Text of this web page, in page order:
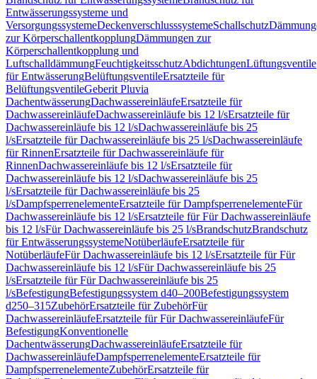
Entwässerungssysteme und
VersorgungssystemeDeckenverschlusssystemeSchallschutz
zur KörperschallentkopplungDämmungen zur
Körperschallentkopplung und
LuftschalldämmungFeuchtigkeitsschutzAbdichtungenLüftungsventile
für EntwässerungBelüftungsventileErsatzteile für
BelüftungsventileGeberit Pluvia
DachentwässerungDachwassereinläufeErsatzteile für
DachwassereinläufeDachwassereinläufe bis 12 l/sErsatzteile für
Dachwassereinläufe bis 12 l/sDachwassereinläufe bis 25
l/sErsatzteile für Dachwassereinläufe bis 25 l/sDachwassereinläufe
für RinnenErsatzteile für Dachwassereinläufe für
RinnenDachwassereinläufe bis 12 l/sErsatzteile für
Dachwassereinläufe bis 12 l/sDachwassereinläufe bis 25
l/sErsatzteile für Dachwassereinläufe bis 25
l/sDampfsperrenelementeErsatzteile für DampfsperrenelementeFür
Dachwassereinläufe bis 12 l/sErsatzteile für Für Dachwassereinläufe
bis 12 l/sFür Dachwassereinläufe bis 25 l/sBrandschutzBrandschutz
für EntwässerungssystemeNotüberläufeErsatzteile für
NotüberläufeFür Dachwassereinläufe bis 12 l/sErsatzteile für Für
Dachwassereinläufe bis 12 l/sFür Dachwassereinläufe bis 25
l/sErsatzteile für Für Dachwassereinläufe bis 25
l/sBefestigungBefestigungssystem d40–200Befestigungssystem
d250–315ZubehörErsatzteile für ZubehörFür
DachwassereinläufeErsatzteile für Für DachwassereinläufeFür
BefestigungKonventionelle
DachentwässerungDachwassereinläufeErsatzteile für
DachwassereinläufeDampfsperrenelementeErsatzteile für
DampfsperrenelementeZubehörErsatzteile für